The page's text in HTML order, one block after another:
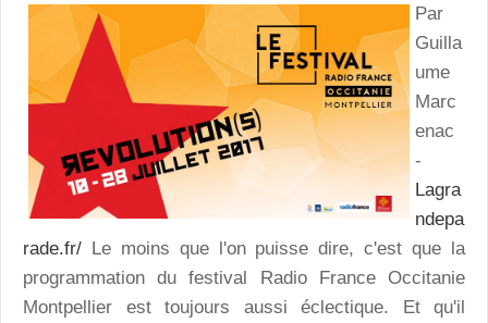
Par
Guilla
ume
Marc
enac
-
Lagra
ndepa
rade.fr/ Le moins que l'on puisse dire, c'est que la
programmation du festival Radio France Occitanie
Montpellier est toujours aussi éclectique. Et qu'il